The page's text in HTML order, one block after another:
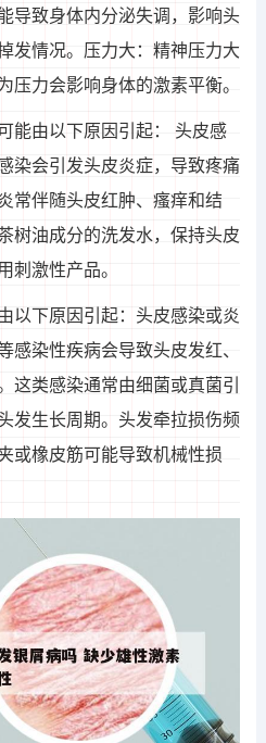
导致身体内分泌失调，影响头
发情况。压力大：精神压力大
压力会影响身体的激素平衡。
能由以下原因引起： 头皮感
染会引发头皮炎症，导致疼痛
常伴随头皮红肿、瘙痒和结
树油成分的洗发水，保持头皮
刺激性产品。
以下原因引起：头皮感染或炎
感染性疾病会导致头皮发红、
这类感染通常由细菌或真菌引
发生长周期。头发牵拉损伤频
或橡皮筋可能导致机械性损